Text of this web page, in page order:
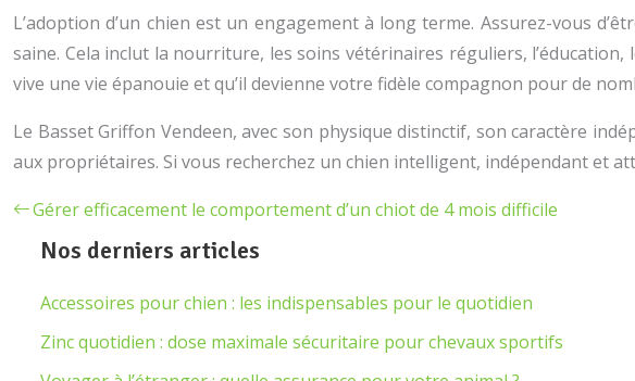
L’adoption d’un chien est un engagement à long terme. Assurez-vous
saine. Cela inclut la nourriture, les soins vétérinaires réguliers,
vive une vie épanouie et qu’il devienne votre fidèle compagnon pour de
Le Basset Griffon Vendeen, avec son physique distinctif, son caractère
aux propriétaires. Si vous recherchez un chien intelligent, indépendant et
Gérer efficacement le comportement d’un chiot de 4 mois difficile
Nos derniers articles
Accessoires pour chien : les indispensables pour le quotidien
Zinc quotidien : dose maximale sécuritaire pour chevaux sportifs